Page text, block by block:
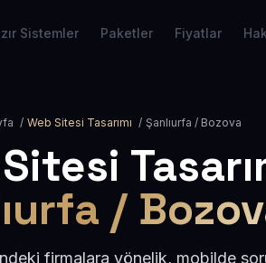
Sistemler Paketler Fiyatlar
/ Web Sitesi Tasarımı / Şanlıurfa / Bozova
/
firmalara yönelik, mobilde